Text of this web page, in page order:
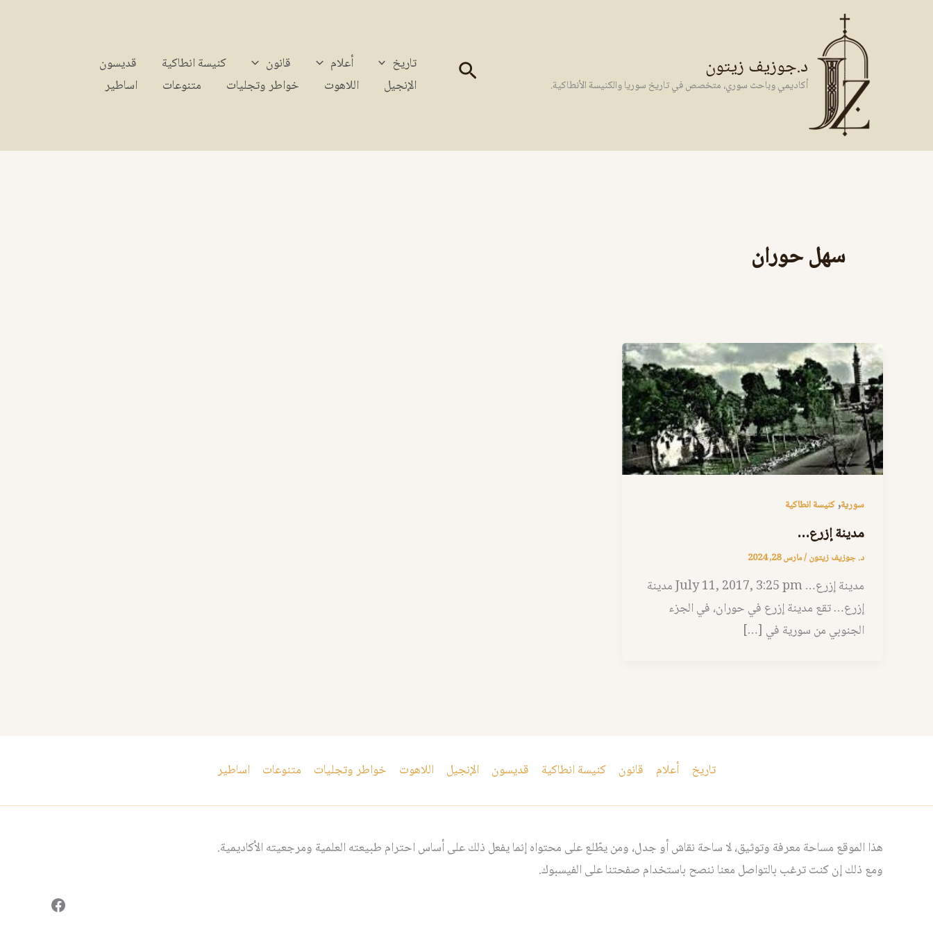
د.جوزيف زيتون
أكاديمي وباحث سوري، متخصص في تاريخ سوريا والكنيسة الأنطاكية. البحث تاريخ أعلام قانون كنيسة انطاكية
قديسون
الإنجيل
اللاهوت خواطر وتجليات متنوعات اساطير
سهل حوران
سورية,كنيسة انطاكية
مدينة إزرع…
د. جوزيف زيتون/مارس 28, 2024
مدينة إزرع… July 11, 2017, 3:25 pm مدينة
إزرع… تقع مدينة إزرع في حوران، في الجزء
الجنوبي من سورية في […]
تاريخ أعلام قانون كنيسة انطاكية قديسون الإنجيل اللاهوت خواطر وتجليات متنوعات اساطير
هذا الموقع مساحة معرفة وتوثيق، لا ساحة نقاش أو جدل، ومن يطّلع على محتواه إنما يفعل ذلك على أساس احترام طبيعته العلمية ومرجعيته الأكاديمية.
ومع ذلك إن كنت ترغب بالتواصل معنا ننصح باستخدام صفحتنا على الفيسبوك.
فيسبوك